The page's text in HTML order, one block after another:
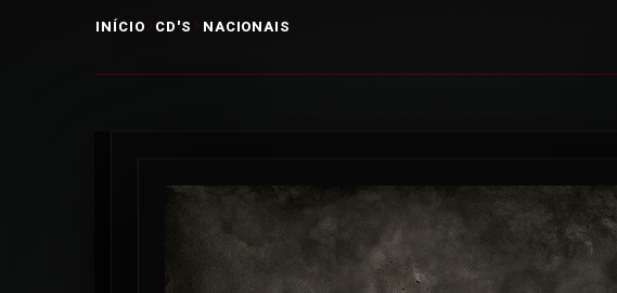
INÍCIO CD'S NACIONAIS